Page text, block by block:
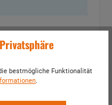
bestmögliche Funktionalität
.